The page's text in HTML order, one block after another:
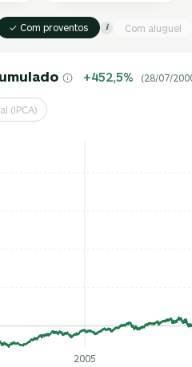
✓ Com proventos i Com aluguel
+452,5% (28/07/
(IPCA)
2005